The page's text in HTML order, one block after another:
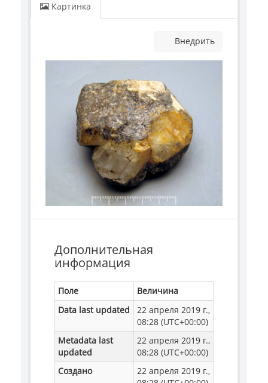
Картинка
Внедрить
Дополнительная
информация
Поле
Величина
Data last updated
22 апреля 2019 г.,
08:28 (UTC+00:00)
Metadata last
updated
22 апреля 2019 г.,
08:28 (UTC+00:00)
Создано
22 апреля 2019 г.,